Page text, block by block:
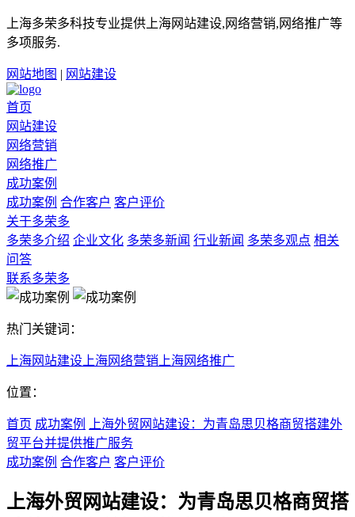
上海多荣多科技专业提供上海网站建设,网络营销,网络推广等
多项服务.
网站地图 | 网站建设
首页
网站建设
网络营销
网络推广
成功案例
成功案例 合作客户 客户评价
关于多荣多
多荣多介绍 企业文化 多荣多新闻 行业新闻 多荣多观点 相关
问答
联系多荣多
热门关键词：
上海网站建设 上海网络营销 上海网络推广
位置：
首页 成功案例
上海外贸网站建设：为青岛思贝格商贸搭建外
贸平台并提供推广服务
成功案例 合作客户 客户评价
上海外贸网站建设：为青岛思贝格商贸搭